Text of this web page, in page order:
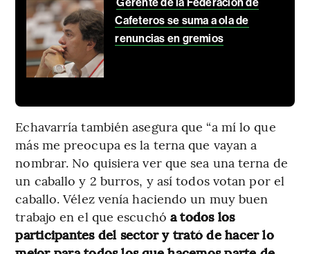
Cafeteros se suma a ola de
renuncias en gremios
Echavarría también asegura que “a mí lo que
más me preocupa es la terna que vayan a
nombrar. No quisiera ver que sea una terna de
un caballo y 2 burros, y así todos votan por el
caballo. Vélez venía haciendo un muy buen
trabajo en el que escuchó a todos los
participantes del sector y trató de hacer lo